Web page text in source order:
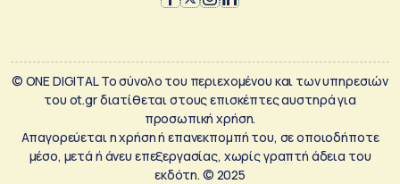
© ONE DIGITAL Το σύνολο του περιεχομένου και των υπηρεσιών
του ot.gr διατίθεται στους επισκέπτες αυστηρά για
προσωπική χρήση.
Απαγορεύεται η χρήση ή επανεκπομπή του, σε οποιοδήποτε
μέσο, μετά ή άνευ επεξεργασίας, χωρίς γραπτή άδεια του
εκδότη. © 2025